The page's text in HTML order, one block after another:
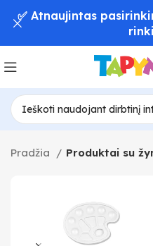
Pradžia Produktai su
✅ Atnaujintas